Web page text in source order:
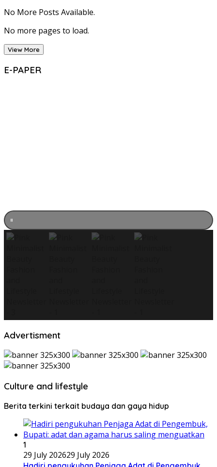
No More Posts Available.
No more pages to load.
View More
E-PAPER
Advertisment
Culture and lifestyle
Berita terkini terkait budaya dan gaya hidup
1
29 July 202629 July 2026